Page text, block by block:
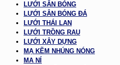
LƯỚI SÂN BÓNG
LƯỚI SÂN BÓNG ĐÁ
LƯỚI THÁI LAN
LƯỚI TRỒNG RAU
LƯỚI XÂY DỰNG
MẠ KẼM NHÚNG NÓNG
MA NÍ